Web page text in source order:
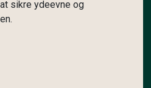
sikre ydeevne og